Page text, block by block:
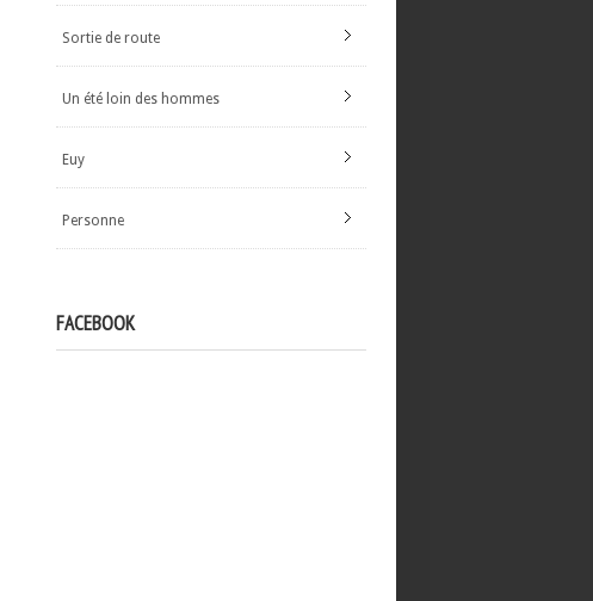
Sortie de route
Un été loin des hommes
Euy
Personne
FACEBOOK